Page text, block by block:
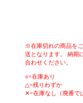
※在庫切れの商品を
送となります。 納期
合わせください。
○=在庫あり
△=残りわずか
✕=在庫なし（廃番で